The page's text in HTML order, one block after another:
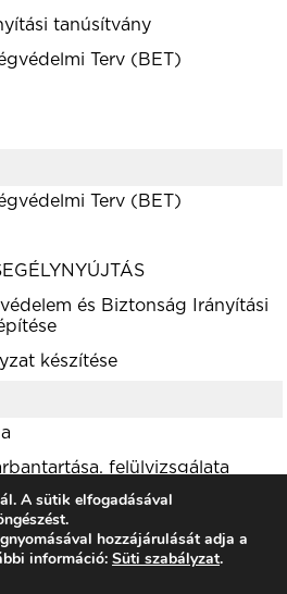
tanúsítvány
Terv (BET)
Terv (BET)
és Biztonság Irányítási
készítése
felülvizsgálata
A sütik elfogadásával
hozzájárulását adja a
információ: Süti szabályzat.